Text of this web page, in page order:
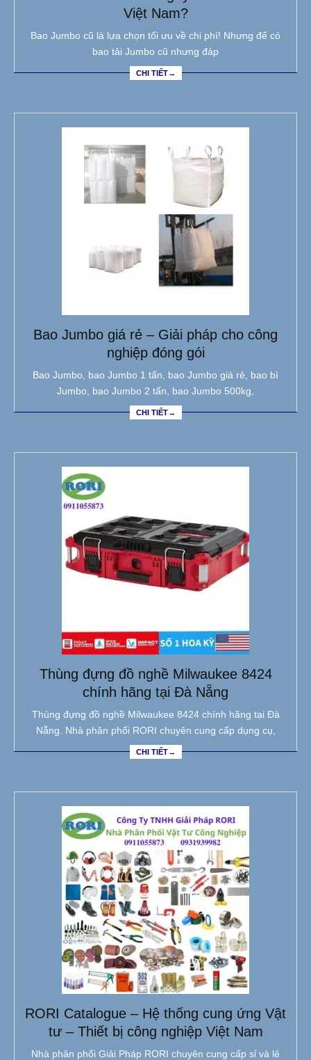
Việt Nam?
Bao Jumbo cũ là lựa chọn tối ưu về chi phí! Nhưng để có
bao tải Jumbo cũ nhưng đáp
CHI TIẾT→
Bao Jumbo giá rẻ – Giải pháp cho công
nghiệp đóng gói
Bao Jumbo, bao Jumbo 1 tấn, bao Jumbo giá rẻ, bao bì
Jumbo, bao Jumbo 2 tấn, bao Jumbo 500kg,
CHI TIẾT→
Thùng đựng đồ nghề Milwaukee 8424
chính hãng tại Đà Nẵng
Thùng đựng đồ nghề Milwaukee 8424 chính hãng tại Đà
Nẵng. Nhà phân phối RORI chuyên cung cấp dụng cụ,
CHI TIẾT→
RORI Catalogue – Hệ thống cung ứng Vật
tư – Thiết bị công nghiệp Việt Nam
Nhà phân phối Giải Pháp RORI chuyên cung cấp sỉ và lẻ